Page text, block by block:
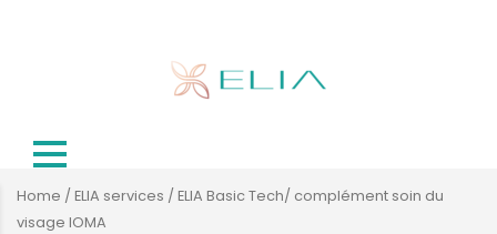
Home /ELIA services / ELIA Basic Tech/ complément soin du
visage IOMA